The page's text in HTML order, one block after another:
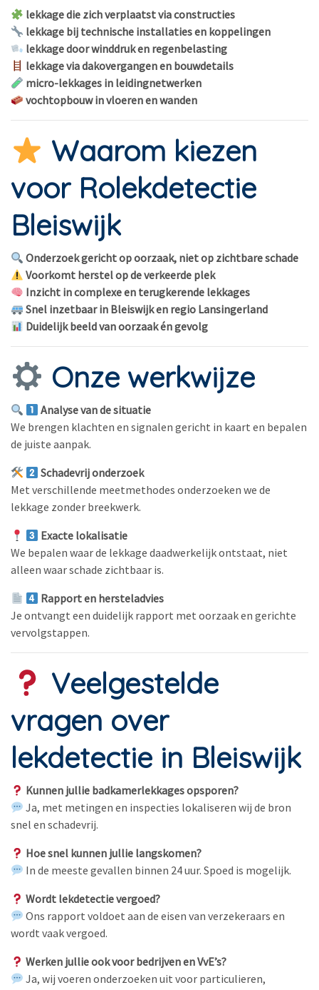
lekkage die zich verplaatst via constructies
lekkage bij technische installaties en koppelingen
lekkage door winddruk en regenbelasting
lekkage via dakovergangen en bouwdetails
micro-lekkages in leidingnetwerken
vochtopbouw in vloeren en wanden
Waarom kiezen
voor Rolekdetectie
Bleiswijk
Onderzoek gericht op oorzaak, niet op zichtbare schade
Voorkomt herstel op de verkeerde plek
Inzicht in complexe en terugkerende lekkages
Snel inzetbaar in Bleiswijk en regio Lansingerland
Duidelijk beeld van oorzaak én gevolg
Onze werkwijze
Analyse van de situatie
We brengen klachten en signalen gericht in kaart en bepalen
de juiste aanpak.
Schadevrij onderzoek
Met verschillende meetmethodes onderzoeken we de
lekkage zonder breekwerk.
Exacte lokalisatie
We bepalen waar de lekkage daadwerkelijk ontstaat, niet
alleen waar schade zichtbaar is.
Rapport en hersteladvies
Je ontvangt een duidelijk rapport met oorzaak en gerichte
vervolgstappen.
Veelgestelde
vragen over
lekdetectie in Bleiswijk
Kunnen jullie badkamerlekkages opsporen?
Ja, met metingen en inspecties lokaliseren wij de bron
snel en schadevrij.
Hoe snel kunnen jullie langskomen?
In de meeste gevallen binnen 24 uur. Spoed is mogelijk.
Wordt lekdetectie vergoed?
Ons rapport voldoet aan de eisen van verzekeraars en
wordt vaak vergoed.
Werken jullie ook voor bedrijven en VvE’s?
Ja, wij voeren onderzoeken uit voor particulieren,